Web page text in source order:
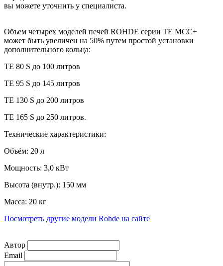
вы можете уточнить у специалиста.
Объем четырех моделей печей ROHDE серии TE MCC+
может быть увеличен на 50% путем простой установки
дополнительного кольца:
TE 80 S до 100 литров
TE 95 S до 145 литров
TE 130 S до 200 литров
TE 165 S до 250 литров.
Технические характеристики:
Объём: 20 л
Мощность: 3,0 кВт
Высота (внутр.): 150 мм
Масса: 20 кг
Посмотреть другие модели Rohde на сайте
Автор
Email